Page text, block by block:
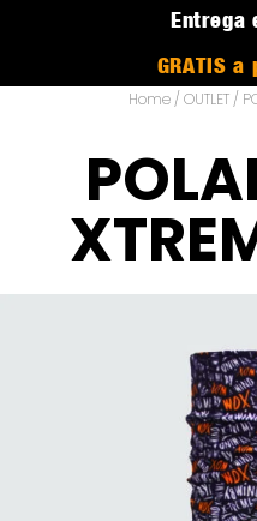
Entrega
GRATIS
Home / OUTLET /